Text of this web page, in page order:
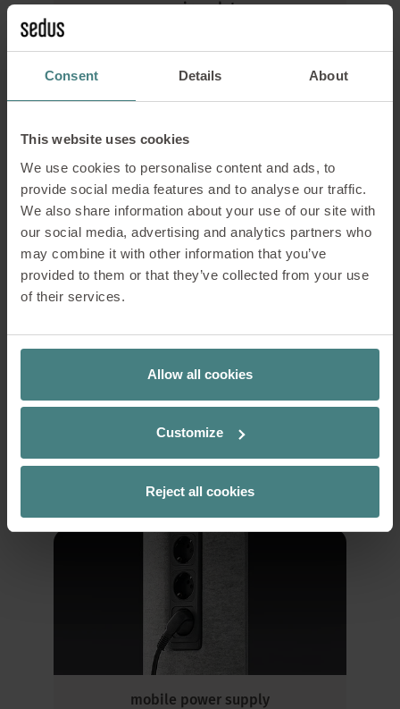
Consent Details About
This website uses cookies
We use cookies to personalise content and ads, to
provide social media features and to analyse our traffic.
We also share information about your use of our site with
our social media, advertising and analytics partners who
may combine it with other information that you’ve
provided to them or that they’ve collected from your use
of their services.
Allow all cookies
Customize
Reject all cookies
se:air update
EN SAVOIR PLUS
Modèle à 4 pieds et piètement luge au
design harmonieux
EN SAVOIR PLUS
mobile power supply